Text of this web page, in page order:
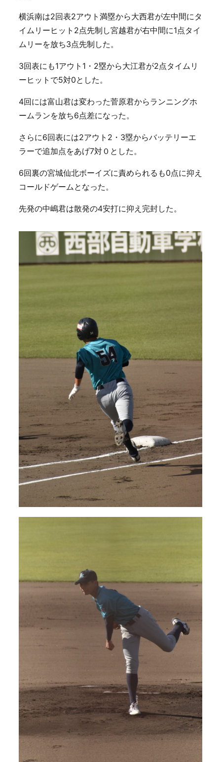
横浜南は2回表2アウト満塁から大西君が左中間にタ
イムリーヒット2点先制し宮越君が右中間に1点タイ
ムリーを放ち3点先制した。
3回表にも1アウト1・2塁から大江君が2点タイムリ
ーヒットで5対0とした。
4回には富山君は変わった菅原君からランニングホ
ームランを放ち6点差になった。
さらに6回表には2アウト2・3塁からバッテリーエ
ラーで追加点をあげ7対０とした。
6回裏の宮城仙北ボーイズに責められるも0点に抑え
コールドゲームとなった。
先発の中嶋君は散発の4安打に抑え完封した。